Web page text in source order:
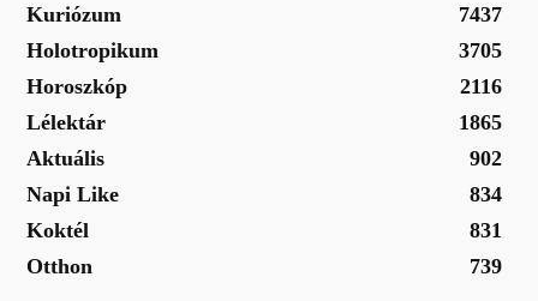
Kuriózum
7437
Holotropikum
3705
Horoszkóp
2116
Lélektár
1865
Aktuális
902
Napi Like
834
Koktél
831
Otthon
739